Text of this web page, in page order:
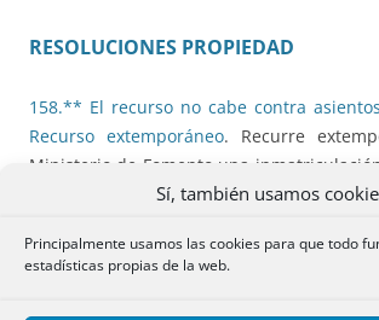
Sí, también usamos
Principalmente usamos las cookies para que todo
estadísticas propias de la web.
RESOLUCIONES PROPIEDAD
158.** El recurso no cabe contra
Recurso extemporáneo. Recurre
Ministerio de Fomento una
notificado antes de inscribir.
159.** Inmatriculación art 205 LH. Plazo
título previo es una herencia